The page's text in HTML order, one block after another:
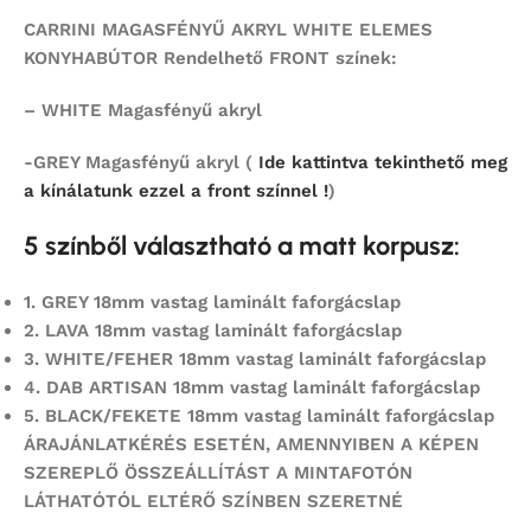
CARRINI MAGASFÉNYŰ AKRYL WHITE ELEMES
KONYHABÚTOR Rendelhető FRONT színek:
– WHITE Magasfényű akryl
-GREY Magasfényű akryl ( Ide kattintva tekinthető meg
a kínálatunk ezzel a front színnel !)
5 színből választható a matt korpusz:
1. GREY 18mm vastag laminált faforgácslap
2. LAVA 18mm vastag laminált faforgácslap
3. WHITE/FEHER 18mm vastag laminált faforgácslap
4. DAB ARTISAN 18mm vastag laminált faforgácslap
5. BLACK/FEKETE 18mm vastag laminált faforgácslap
ÁRAJÁNLATKÉRÉS ESETÉN, AMENNYIBEN A KÉPEN
SZEREPLŐ ÖSSZEÁLLÍTÁST A MINTAFOTÓN
LÁTHATÓTÓL ELTÉRŐ SZÍNBEN SZERETNÉ